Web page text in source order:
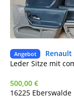
Angebot
500,00 €
16225 Eberswalde